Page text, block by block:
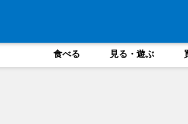
食べる 見る・遊ぶ